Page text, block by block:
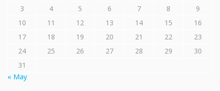
3
4 5 6 7 8
9
10
11 12 13 14 15
16
17
18 19 20 21 22
23
24
25 26 27 28 29
30
31
« May